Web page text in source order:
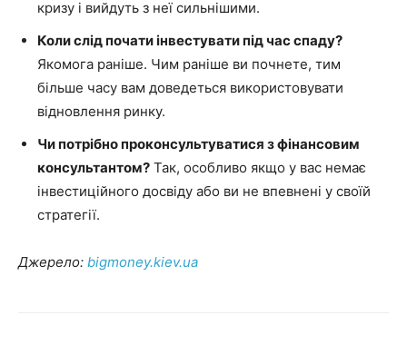
кризу і вийдуть з неї сильнішими.
Коли слід почати інвестувати під час спаду?
Якомога раніше. Чим раніше ви почнете, тим
більше часу вам доведеться використовувати
відновлення ринку.
Чи потрібно проконсультуватися з фінансовим
консультантом? Так, особливо якщо у вас немає
інвестиційного досвіду або ви не впевнені у своїй
стратегії.
Джерело: bigmoney.kiev.ua